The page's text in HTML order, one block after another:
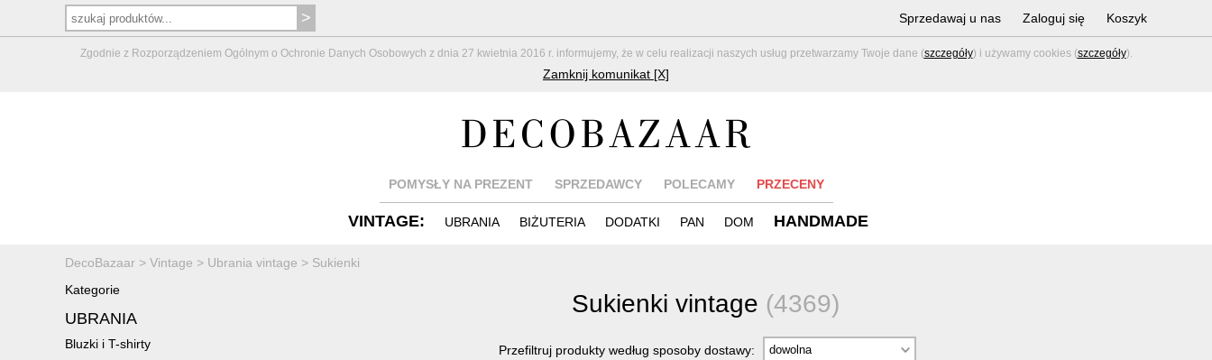
Zgodnie z Rozporządzeniem Ogólnym o Ochronie Danych Osobowych z dnia 27 kwietnia 2016 r. informujemy, że w celu realizacji naszych usług przetwarzamy Twoje dane (szczegóły) i używamy cookies (szczegóły).
Zamknij komunikat [X]
Sprzedawaj u nas Zaloguj się Koszyk
POMYSŁY NA PREZENT SPRZEDAWCY POLECAMY PRZECENY
VINTAGE: UBRANIA BIŻUTERIA DODATKI PAN DOM HANDMADE
DecoBazaar > Vintage > Ubrania vintage > Sukienki
Kategorie
UBRANIA
Bluzki i T-shirty
Sukienki vintage (4369)
Przefiltruj produkty według sposoby dostawy: